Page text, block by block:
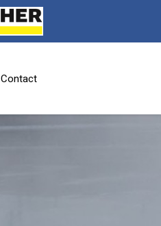
Contact